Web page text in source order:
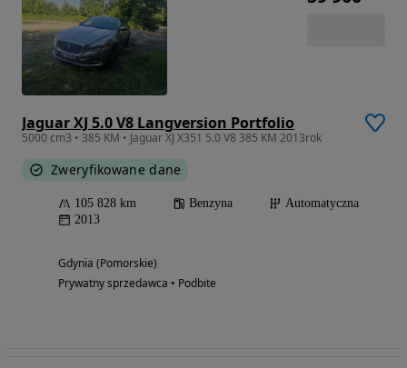
Jaguar XJ 5.0 V8 Langversion Portfolio
5000 cm3 • 385 KM • Jaguar XJ X351 5.0 V8 385 KM 2013rok
Zweryfikowane dane
105 828 km Benzyna
Automatyczna
2013
Gdynia (Pomorskie)
Prywatny sprzedawca • Podbite